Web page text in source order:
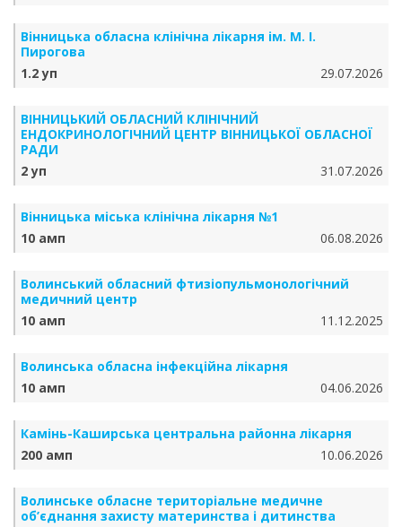
Вінницька обласна клінічна лікарня ім. М. І.
Пирогова
1.2 уп
29.07.2026
ВІННИЦЬКИЙ ОБЛАСНИЙ КЛІНІЧНИЙ
ЕНДОКРИНОЛОГІЧНИЙ ЦЕНТР ВІННИЦЬКОЇ ОБЛАСНОЇ
РАДИ
2 уп
31.07.2026
Вінницька міська клінічна лікарня №1
10 амп
06.08.2026
Волинський обласний фтизіопульмонологічний
медичний центр
10 амп
11.12.2025
Волинська обласна інфекційна лікарня
10 амп
04.06.2026
Камінь-Каширська центральна районна лікарня
200 амп
10.06.2026
Волинське обласне територіальне медичне
об’єднання захисту материнства і дитинства